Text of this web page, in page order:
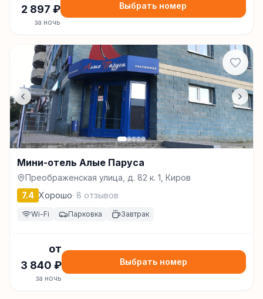
2 897 ₽
за ночь
Выбрать номер
Мини-отель Алые Паруса
Преображенская улица, д. 82 к. 1, Киров
7.4 Хорошо· 8 отзывов
Wi-Fi Парковка Завтрак
от
3 840 ₽
за ночь
Выбрать номер